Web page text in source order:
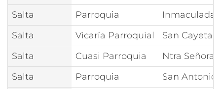
Salta
Parroquia
Inmaculada
Salta
Vicaría Parroquial
San
Salta
Cuasi Parroquia
Ntra Señora
Salta
Parroquia
San Antonio